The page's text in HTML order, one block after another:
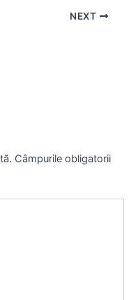
NEXT
Câmpurile obligatorii